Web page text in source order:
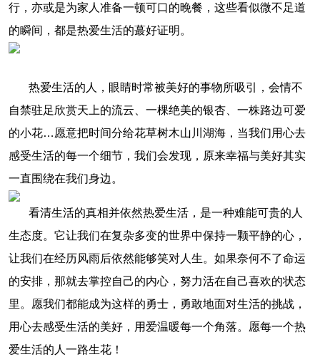
行，亦或是为家人准备一顿可口的晚餐，这些看似微不足道
的瞬间，都是热爱生活的蕞好证明。
热爱生活的人，眼睛时常被美好的事物所吸引，会情不
自禁驻足欣赏天上的流云、一棵绝美的银杏、一株路边可爱
的小花…愿意把时间分给花草树木山川湖海，当我们用心去
感受生活的每一个细节，我们会发现，原来幸福与美好其实
一直围绕在我们身边。
看清生活的真相并依然热爱生活，是一种难能可贵的人
生态度。它让我们在复杂多变的世界中保持一颗平静的心，
让我们在经历风雨后依然能够笑对人生。如果奈何不了命运
的安排，那就去掌控自己的内心，努力活在自己喜欢的状态
里。愿我们都能成为这样的勇士，勇敢地面对生活的挑战，
用心去感受生活的美好，用爱温暖每一个角落。愿每一个热
爱生活的人一路生花！